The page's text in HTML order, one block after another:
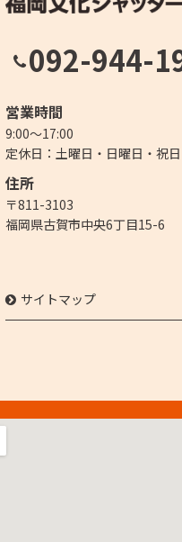
092-944-
営業時間
9:00～17:00
定休日： 土曜日・日曜日・祝日
住所
〒811-3103
福岡県古賀市中央6丁目15-6
サイトマップ